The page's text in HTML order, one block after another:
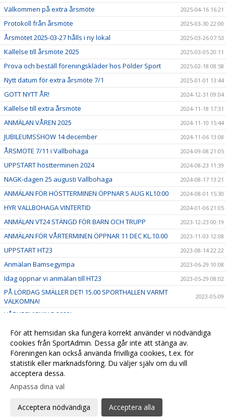
Välkommen på extra årsmöte 2025-04-16 16:21
Protokoll från årsmöte 2025-03-30 22:00
Årsmötet 2025-03-27 hålls i ny lokal 2025-03-26 07:53
Kallelse till årsmöte 2025 2025-03-05 20:11
Prova och beställ föreningskläder hos Pölder Sport 2025-02-18 08:58
Nytt datum för extra årsmöte 7/1 2025-01-01 13:44
GOTT NYTT ÅR! 2024-12-31 09:04
Kallelse till extra årsmöte 2024-11-18 17:31
ANMÄLAN VÅREN 2025 2024-11-10 15:44
JUBILEUMSSHOW 14 december 2024-11-06 13:08
ÅRSMÖTE 7/11 i Vallbohaga 2024-09-08 21:05
UPPSTART höstterminen 2024 2024-08-23 11:39
NAGK-dagen 25 augusti Vallbohaga 2024-08-17 13:21
ANMÄLAN FÖR HÖSTTERMINEN ÖPPNAR 5 AUG KL10:00 2024-08-01 15:30
HYR VALLBOHAGA VINTERTID 2024-01-06 21:05
ANMÄLAN VT24 STÄNGD FÖR BARN OCH TRUPP 2023-12-23 00:19
ANMÄLAN FÖR VÅRTERMINEN ÖPPNAR 11 DEC KL.10.00 2023-11-03 12:08
UPPSTART HT23 2023-08-14 22:22
Anmälan Bamsegympa 2023-06-29 10:08
Idag öppnar vi anmälan till HT23 2023-05-29 08:02
PÅ LÖRDAG SMÄLLER DET! 15.00 SPORTHALLEN VARMT
VÄLKOMNA!
2023-05-09
VÅRUPPVISNING 2023!
Uppstart Medelgympa Åker 2023-04-02 22:10
UPPSTART VÅRTERMINEN 2023 2023-01-15 16:41
Välkommen till vår nya hemsida 2022-12-12 11:17
inställningar
Webbversion
För att hemsidan ska fungera korrekt använder vi nödvändiga
cookies från SportAdmin. Dessa går inte att stänga av.
Föreningen kan också använda frivilliga cookies, t.ex. för
statistik eller marknadsföring. Du väljer själv om du vill
acceptera dessa.
Anpassa dina val
Acceptera nödvändiga Acceptera alla